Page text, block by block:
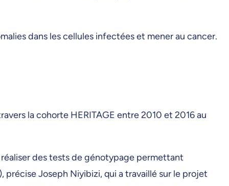
dans les cellules infectées et mener au cancer.
la cohorte HERITAGE entre 2010 et 2016 au
des tests de génotypage permettant
Joseph Niyibizi, qui a travaillé sur le projet